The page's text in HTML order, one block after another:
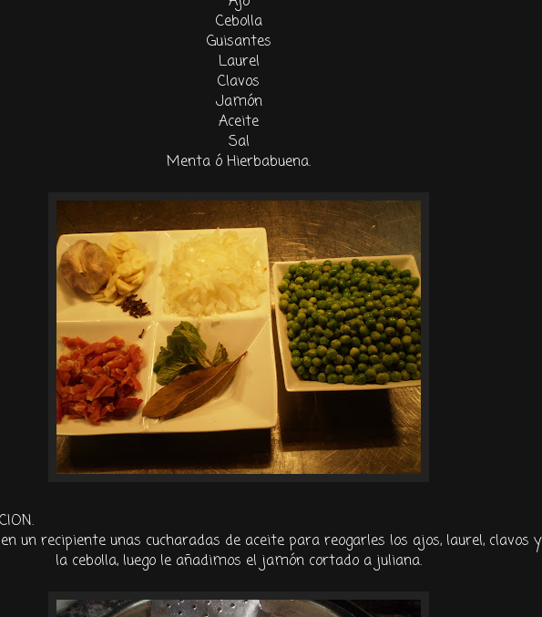
Cebolla
Guisantes
Laurel
Clavos
Jamón
Aceite
Sal
Menta ó Hierbabuena.
un recipiente unas cucharadas de aceite para reogarles los ajos, laurel, clavos y
la cebolla, luego le añadimos el jamón cortado a juliana.